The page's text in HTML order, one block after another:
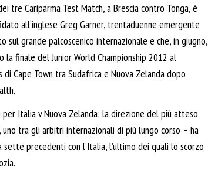
tre Cariparma Test Match, a Brescia contro Tonga, è
all’inglese Greg Garner, trentaduenne emergente
sul grande palcoscenico internazionale e che, in giugno,
la finale del Junior World Championship 2012 al
di Cape Town tra Sudafrica e Nuova Zelanda dopo
Italia v Nuova Zelanda: la direzione del più atteso
tra gli arbitri internazionali di più lungo corso – ha
precedenti con l’Italia, l’ultimo dei quali lo scorzo